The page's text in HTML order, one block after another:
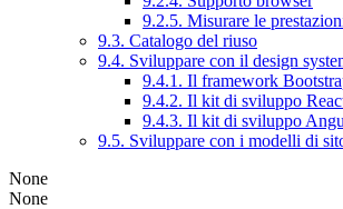
9.2.5. Misurare le
9.3. Catalogo del riuso
9.4. Sviluppare con il design
9.4.1. Il framework
9.4.2. Il kit di sviluppo
9.4.3. Il kit di sviluppo
9.5. Sviluppare con i modelli di
None
None